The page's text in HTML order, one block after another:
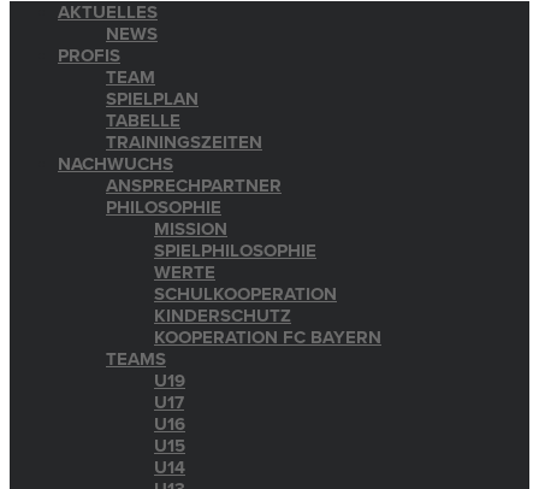
AKTUELLES
NEWS
PROFIS
TEAM
SPIELPLAN
TABELLE
TRAININGSZEITEN
NACHWUCHS
ANSPRECHPARTNER
PHILOSOPHIE
MISSION
SPIELPHILOSOPHIE
WERTE
SCHULKOOPERATION
KINDERSCHUTZ
KOOPERATION FC BAYERN
TEAMS
U19
U17
U16
U15
U14